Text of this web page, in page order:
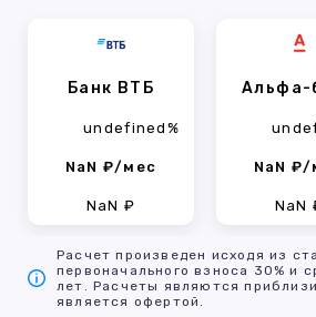
Банк ВТБ
undefined%
NaN ₽/мес
NaN ₽
Альфа-
NaN ₽/
NaN
Расчет произведен исходя из
первоначального взноса 30% и
лет. Расчеты являются
является офертой.